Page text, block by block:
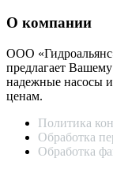
О компании
ООО
предлагает
надежные насосы
ценам.
Политика
Обработка
Обработка